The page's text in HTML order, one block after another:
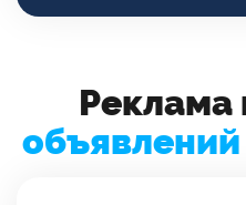
Реклама
объявлений